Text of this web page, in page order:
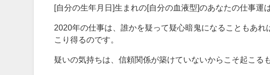
[自分の生年月日]生まれの[自分の血液型]のあなたの仕事運
2020年の仕事は、誰かを疑って疑心暗鬼になることもあ
こり得るのです。
疑いの気持ちは、信頼関係が築けていないからこそ起こるも